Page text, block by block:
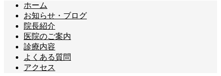
ホーム
お知らせ・ブログ
院長紹介
医院のご案内
診療内容
よくある質問
アクセス